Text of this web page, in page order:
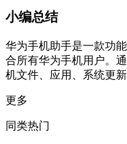
小编总结
华为手机助手是一款功
合所有华为手机用户。
机文件、应用、系统更
更多
同类热门